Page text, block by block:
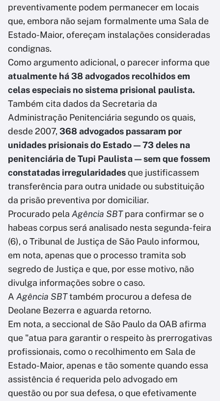
preventivamente podem permanecer em locais
que, embora não sejam formalmente uma Sala de
Estado-Maior, ofereçam instalações consideradas
condignas.
Como argumento adicional, o parecer informa que
atualmente há 38 advogados recolhidos em
celas especiais no sistema prisional paulista.
Também cita dados da Secretaria da
Administração Penitenciária segundo os quais,
desde 2007, 368 advogados passaram por
unidades prisionais do Estado — 73 deles na
penitenciária de Tupi Paulista — sem que fossem
constatadas irregularidadesque justificassem
transferência para outra unidade ou substituição
da prisão preventiva por domiciliar.
Procurado pela Agência SBTpara confirmar se o
habeas corpus será analisado nesta segunda-feira
(6), o Tribunal de Justiça de São Paulo informou,
em nota, apenas que o processo tramita sob
segredo de Justiça e que, por esse motivo, não
divulga informações sobre o caso.
A Agência SBTtambém procurou a defesa de
Deolane Bezerra e aguarda retorno.
Em nota, a seccional de São Paulo da OAB afirma
que "atua para garantir o respeito às prerrogativas
profissionais, como o recolhimento em Sala de
Estado-Maior, apenas e tão somente quando essa
assistência é requerida pelo advogado em
questão ou por sua defesa, o que efetivamente